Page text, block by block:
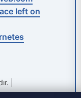
left on
|